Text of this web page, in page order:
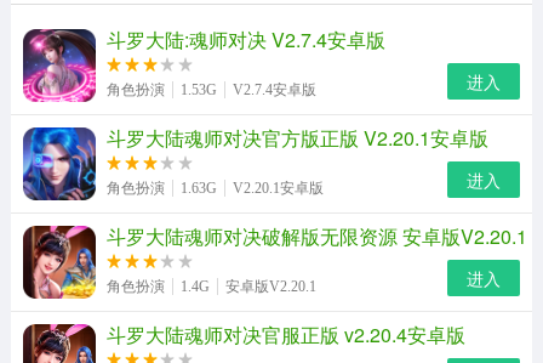
斗罗大陆:魂师对决 V2.7.4安卓版
角色扮演 1.53G V2.7.4安卓版 进入
斗罗大陆魂师对决官方版正版 V2.20.1安卓版
角色扮演 1.63G V2.20.1安卓版 进入
斗罗大陆魂师对决破解版无限资源 安卓版V2.20.1
角色扮演 1.4G 安卓版V2.20.1 进入
斗罗大陆魂师对决官服正版 v2.20.4安卓版